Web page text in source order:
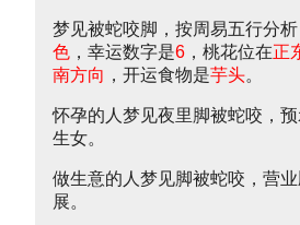
梦见被蛇咬脚，按周易五行分
色 ，幸运数字是6 ，桃花位在正
南方向 ，开运食物是芋头。
怀孕的人梦见夜里脚被蛇咬，
生女。
做生意的人梦见脚被蛇咬，营
展。